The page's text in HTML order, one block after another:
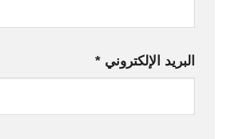
البريد الإلكتروني *